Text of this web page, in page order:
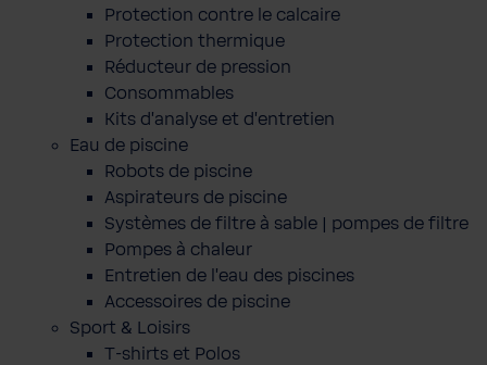
Protection contre le calcaire
Protection thermique
Réducteur de pression
Consommables
Kits d'analyse et d'entretien
Eau de piscine
Robots de piscine
Aspirateurs de piscine
Systèmes de filtre à sable | pompes de filtre
Pompes à chaleur
Entretien de l'eau des piscines
Accessoires de piscine
Sport & Loisirs
T-shirts et Polos